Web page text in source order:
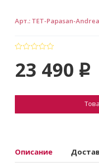
Арт.: TET-Papasan-Andrea
23 490 p
Описание